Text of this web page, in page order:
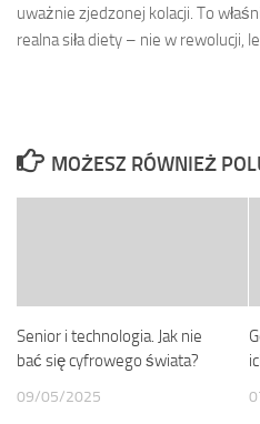
uważnie zjedzonej kolacji. To
realna siła diety – nie w rewolucji,
MOŻESZ RÓWNIEŻ
Senior i technologia. Jak nie
bać się cyfrowego świata?
09/05/2025